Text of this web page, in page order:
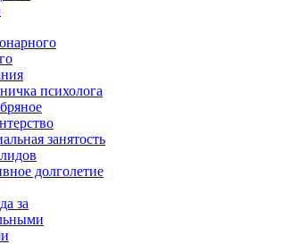
психолога
занятость
долголетие
за